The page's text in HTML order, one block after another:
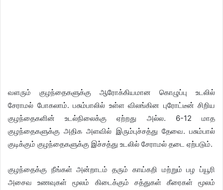
வளரும் குழந்தைகளுக்கு ஆரோக்கியமான கொழுப்பு உடலில்
சேராமல் போகலாம். பசும்பாலில் உள்ள விலங்கின புரோட்டீன் சிறிய
குழந்தைகளின் உடல்நிலைக்கு ஏற்றது அல்ல. 6-12 மாத
குழந்தைகளுக்கு அதிக அளவில் இரும்புச்சத்து தேவை. பசும்பால்
குடிக்கும் குழந்தைகளுக்கு இச்சத்து உடலில் சேராமல் தடை ஏற்படும்.
குழந்தைக்கு நீங்கள் அன்றாடம் தரும் காய்கறி மற்றும் பழ ப்யூரி
அசைவ உணவுகள் மூலம் கிடைக்கும் சத்துகள் கீரைகள் மூலம்